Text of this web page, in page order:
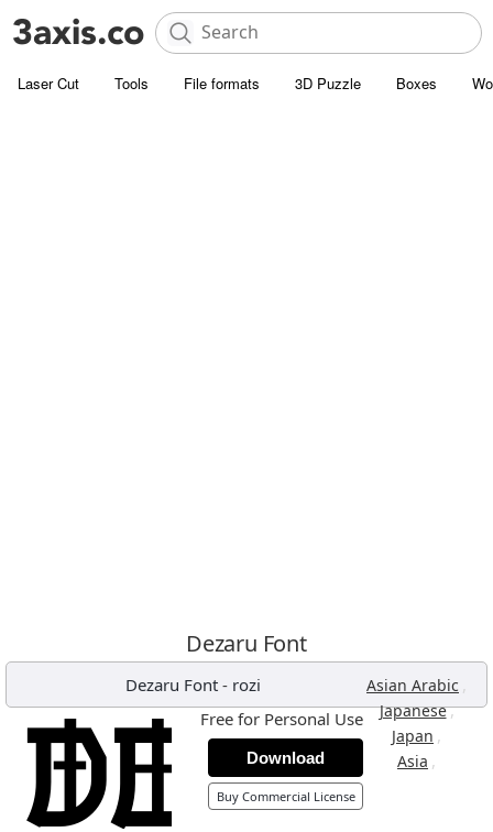
Laser Cut Tools File formats 3D Puzzle Boxes
Dezaru Font
Dezaru Font - rozi Asian Arabic ,
Japanese,
Japan ,
Asia ,
Free for Personal Use
Download
Buy Commercial License